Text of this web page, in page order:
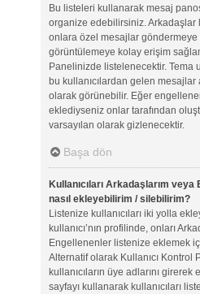
Bu listeleri kullanarak mesaj
organize edebilirsiniz. Arkadaşlar
onlara özel mesajlar göndermeye
görüntülemeye kolay erişim
Panelinizde listelenecektir. Tema
bu kullanıcılardan gelen mesajlar
olarak görünebilir. Eğer
eklediyseniz onlar tarafından
varsayılan olarak gizlenecektir.
Başa dön
Kullanıcıları Arkadaşlarım
nasıl ekleyebilirim / silebilirim?
Listenize kullanıcıları iki yolla
kullanıcı’nın profilinde, onları
Engellenenler listenize eklemek
Alternatif olarak Kullanıcı Kontrol
kullanıcıların üye adlarını
sayfayı kullanarak kullanıcıları